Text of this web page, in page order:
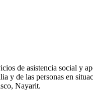
de asistencia social y
y de las personas en
Nayarit.